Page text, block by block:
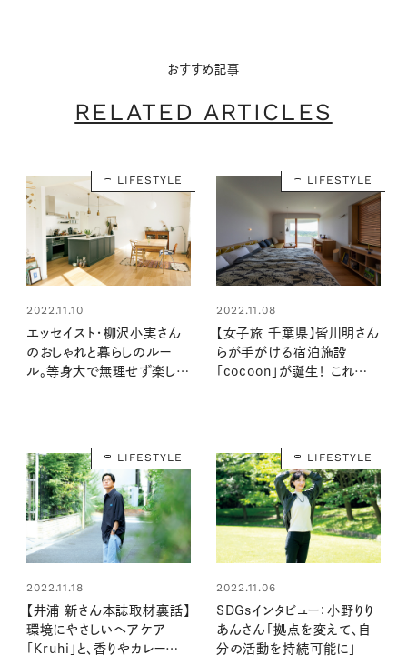
おすすめ記事
RELATED ARTICLES
LIFESTYLE
2022.11.10
エッセイスト・柳沢小実さん
のおしゃれと暮らしのルー
ル。等身大で無理せず楽しむ
LIFESTYLE
2022.11.08
【女子旅 千葉県】皆川明さん
らが手がける宿泊施設
「cocoon」が誕生！ これから
LIFESTYLE
2022.11.18
【井浦 新さん本誌取材裏話】
環境にやさしいヘアケア
「Kruhi」と、香りやカレーのこ
LIFESTYLE
2022.11.06
SDGsインタビュー：小野りり
あんさん「拠点を変えて、自
分の活動を持続可能に」